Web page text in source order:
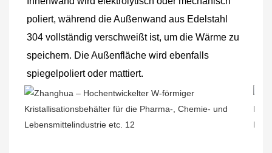
poliert, während die Außenwand aus Edelstahl
304 vollständig verschweißt ist, um die Wärme zu
speichern. Die Außenfläche wird ebenfalls
spiegelpoliert oder mattiert.